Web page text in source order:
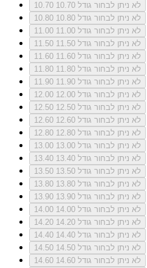
10.70
לא ניתן לבחור גודל 10.70
10.80
לא ניתן לבחור גודל 10.80
11.00
לא ניתן לבחור גודל 11.00
11.50
לא ניתן לבחור גודל 11.50
11.60
לא ניתן לבחור גודל 11.60
11.80
לא ניתן לבחור גודל 11.80
11.90
לא ניתן לבחור גודל 11.90
12.00
לא ניתן לבחור גודל 12.00
12.50
לא ניתן לבחור גודל 12.50
12.60
לא ניתן לבחור גודל 12.60
12.80
לא ניתן לבחור גודל 12.80
13.00
לא ניתן לבחור גודל 13.00
13.40
לא ניתן לבחור גודל 13.40
13.50
לא ניתן לבחור גודל 13.50
13.80
לא ניתן לבחור גודל 13.80
13.90
לא ניתן לבחור גודל 13.90
14.00
לא ניתן לבחור גודל 14.00
14.20
לא ניתן לבחור גודל 14.20
14.40
לא ניתן לבחור גודל 14.40
14.50
לא ניתן לבחור גודל 14.50
14.60
לא ניתן לבחור גודל 14.60